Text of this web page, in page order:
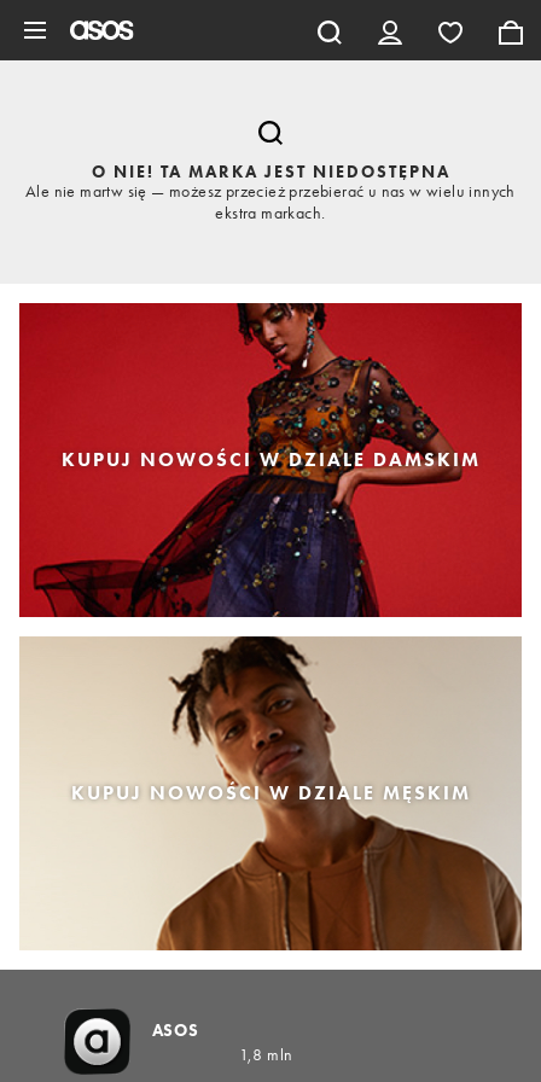
O NIE! TA MARKA JEST NIEDOSTĘPNA
Ale nie martw się — możesz przecież przebierać u nas w wielu innych
ekstra markach.
KUPUJ NOWOŚCI W DZIALE DAMSKIM
KUPUJ NOWOŚCI W DZIALE MĘSKIM
ASOS
1,8 mln